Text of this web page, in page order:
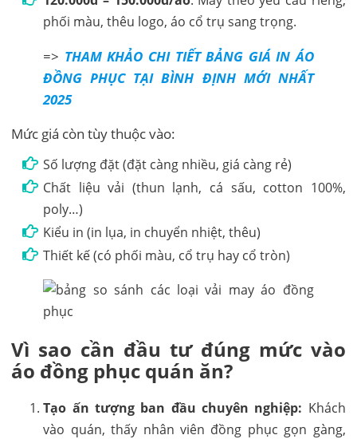
phối màu, thêu logo, áo cổ trụ sang trọng.
=> THAM KHẢO CHI TIẾT BẢNG GIÁ IN ÁO
ĐỒNG PHỤC TẠI BÌNH ĐỊNH MỚI NHẤT
2025
Mức giá còn tùy thuộc vào:
Số lượng đặt (đặt càng nhiều, giá càng rẻ)
Chất liệu vải (thun lạnh, cá sấu, cotton 100%,
poly…)
Kiểu in (in lụa, in chuyển nhiệt, thêu)
Thiết kế (có phối màu, cổ trụ hay cổ tròn)
Vì sao cần đầu tư đúng mức vào
áo đồng phục quán ăn?
Tạo ấn tượng ban đầu chuyên nghiệp: Khách
vào quán, thấy nhân viên đồng phục gọn gàng,